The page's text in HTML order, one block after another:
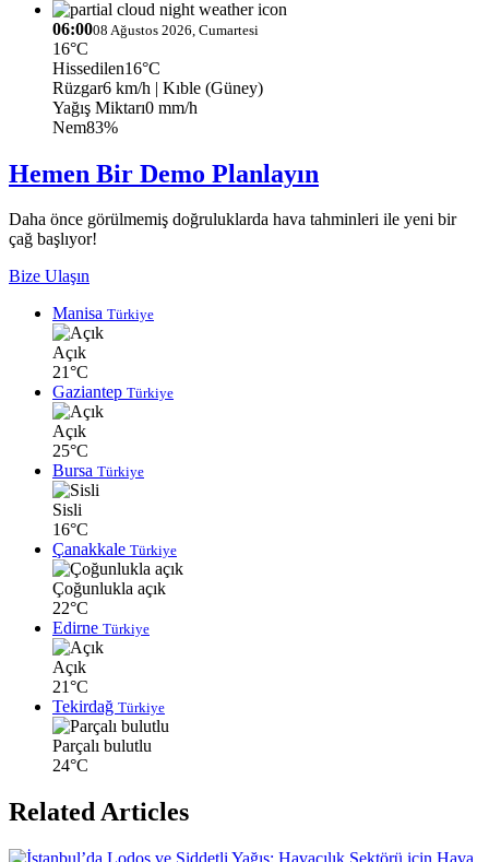
06:0008 Ağustos 2026, Cumartesi
16°C
Hissedilen16°C
Rüzgar6 km/h | Kıble (Güney)
Yağış Miktarı0 mm/h
Nem83%
Hemen Bir Demo Planlayın
Daha önce görülmemiş doğruluklarda hava tahminleri ile yeni bir
çağ başlıyor!
Bize Ulaşın
Manisa Türkiye
Açık
21°C
Gaziantep Türkiye
Açık
25°C
Bursa Türkiye
Sisli
16°C
Çanakkale Türkiye
Çoğunlukla açık
22°C
Edirne Türkiye
Açık
21°C
Tekirdağ Türkiye
Parçalı bulutlu
24°C
Related Articles